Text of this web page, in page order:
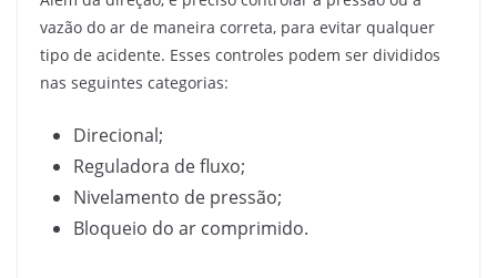
vazão do ar de maneira correta, para evitar qualquer
tipo de acidente. Esses controles podem ser divididos
nas seguintes categorias:
Direcional;
Reguladora de fluxo;
Nivelamento de pressão;
Bloqueio do ar comprimido.